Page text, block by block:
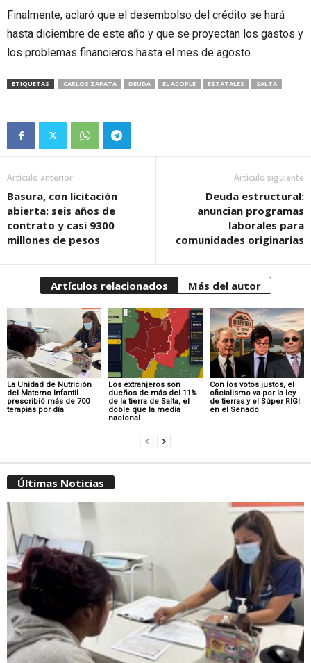
Finalmente, aclaró que el desembolso del crédito se hará
hasta diciembre de este año y que se proyectan los gastos y
los problemas financieros hasta el mes de agosto.
ETIQUETAS CARLOS ZAPATA DEUDA EL ACOPLE ESTATALES SALTA
Artículo anterior
Basura, con licitación
abierta: seis años de
contrato y casi 9300
millones de pesos
Artículo siguiente
Deuda estructural:
anuncian programas
laborales para
comunidades originarias
Artículos relacionados Más del autor
La Unidad de Nutrición
del Materno Infantil
prescribió más de 700
terapias por día
Los extranjeros son
dueños de más del 11%
de la tierra de Salta, el
doble que la media
nacional
Con los votos justos, el
oficialismo va por la ley
de tierras y el Súper RIGI
en el Senado
Últimas Noticias